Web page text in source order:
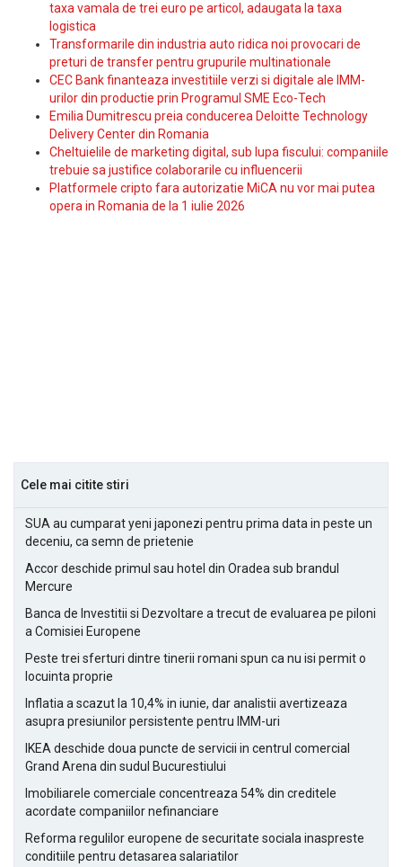
taxa vamala de trei euro pe articol, adaugata la taxa
logistica
Transformarile din industria auto ridica noi provocari de
preturi de transfer pentru grupurile multinationale
CEC Bank finanteaza investitiile verzi si digitale ale IMM-
urilor din productie prin Programul SME Eco-Tech
Emilia Dumitrescu preia conducerea Deloitte Technology
Delivery Center din Romania
Cheltuielile de marketing digital, sub lupa fiscului: companiile
trebuie sa justifice colaborarile cu influencerii
Platformele cripto fara autorizatie MiCA nu vor mai putea
opera in Romania de la 1 iulie 2026
Cele mai citite stiri
SUA au cumparat yeni japonezi pentru prima data in peste un
deceniu, ca semn de prietenie
Accor deschide primul sau hotel din Oradea sub brandul
Mercure
Banca de Investitii si Dezvoltare a trecut de evaluarea pe piloni
a Comisiei Europene
Peste trei sferturi dintre tinerii romani spun ca nu isi permit o
locuinta proprie
Inflatia a scazut la 10,4% in iunie, dar analistii avertizeaza
asupra presiunilor persistente pentru IMM-uri
IKEA deschide doua puncte de servicii in centrul comercial
Grand Arena din sudul Bucurestiului
Imobiliarele comerciale concentreaza 54% din creditele
acordate companiilor nefinanciare
Reforma regulilor europene de securitate sociala inaspreste
conditiile pentru detasarea salariatilor